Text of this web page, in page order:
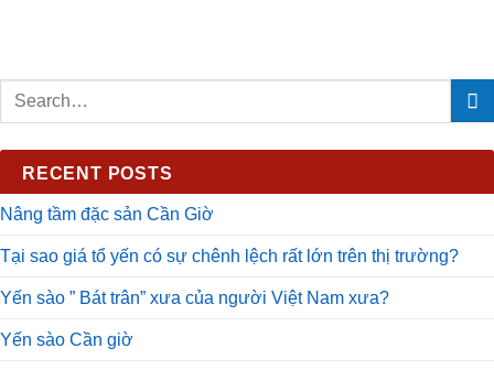
RECENT POSTS
Nâng tầm đặc sản Cần Giờ
Tại sao giá tổ yến có sự chênh lệch rất lớn trên thị trường?
Yến sào ” Bát trân” xưa của người Việt Nam xưa?
Yến sào Cần giờ